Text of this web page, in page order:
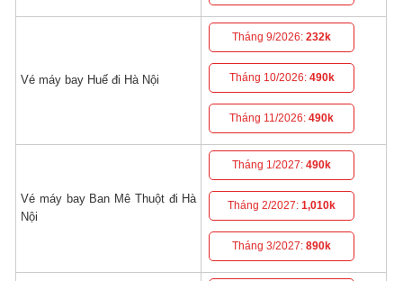
Vé máy bay Huế đi Hà Nội
Tháng 9/2026:232k
Tháng 10/2026: 490k
Tháng 11/2026:490k
Vé máy bay Ban Mê Thuột đi Hà
Nội
Tháng 1/2027:490k
Tháng 2/2027:1,010k
Tháng 3/2027:890k